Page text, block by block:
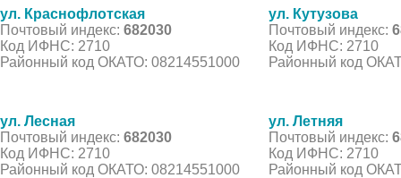
ул. Краснофлотская
Почтовый индекс: 682030
Код ИФНС: 2710
Районный код ОКАТО: 08214551000
ул. Кутузова
Почтовый индекс:
Код ИФНС: 2710
Районный код
ул. Лесная
Почтовый индекс: 682030
Код ИФНС: 2710
Районный код ОКАТО: 08214551000
ул. Летняя
Почтовый индекс:
Код ИФНС: 2710
Районный код